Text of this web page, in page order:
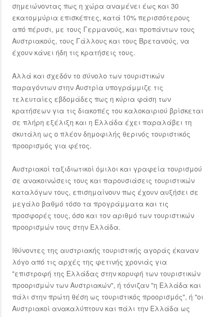
σημειώνοντας πως η χώρα αναμένει έως και 30
εκατομμύρια επισκέπτες, κατά 10% περισσότερους
από πέρυσι, με τους Γερμανούς, και προπάντων τους
Αυστριακούς, τους Γάλλους και τους Βρετανούς, να
έχουν κάνει ήδη τις κρατήσεις τους.
Αλλά και σχεδόν το σύνολο των τουριστικών
παραγόντων στην Αυστρία υπογράμμιζε τις
τελευταίες εβδομάδες πως η κύρια φάση των
κρατήσεων για τις διακοπές του καλοκαιριού βρίσκεται
σε πλήρη εξέλιξη και η Ελλάδα έχει παραλάβει τη
σκυτάλη ως ο πλέον δημοφιλής θερινός τουριστικός
προορισμός για φέτος.
Αυστριακοί ταξιδιωτικοί όμιλοι και γραφεία τουρισμού
σε ανακοινώσεις τους και παρουσιάσεις τουριστικών
καταλόγων τους, επισημαίνουν πως έχουν αυξήσει σε
μεγάλο βαθμό τόσο τα προγράμματα και τις
προσφορές τους, όσο και τον αριθμό των τουριστικών
προορισμών τους στην Ελλάδα.
Ιθύνοντες της αυστριακής τουριστικής αγοράς έκαναν
λόγο από τις αρχές της φετινής χρονιάς για
"επιστροφή της Ελλάδας στην κορυφή των τουριστικών
προορισμών των Αυστριακών", ή τόνιζαν "η Ελλάδα και
πάλι στην πρώτη θέση ως τουριστικός προορισμός", ή "οι
Αυστριακοί ανακαλύπτουν και πάλι την Ελλάδα ως